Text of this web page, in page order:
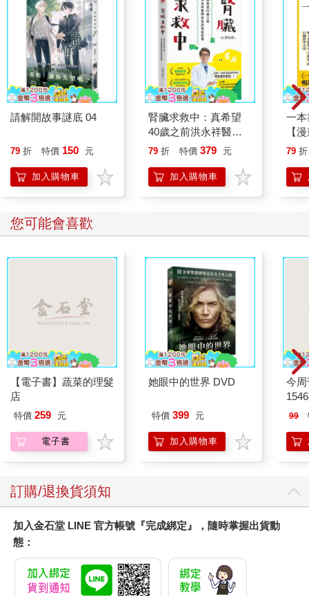
請解開故事謎底 04
79 折 特價 150 元
加入購物車
腎臟求救中：真希望
40歲之前洪永祥醫師
就告訴我這些事
79 折 特價 379 元
加入購物車
一
【
行
「
學方
79 折
您可能會喜歡
【電子書】蔬菜的理髮
店
特價 259 元
電子書
她眼中的世界 DVD
特價 399 元
加入購物車
今周
99
訂購/退換貨須知
加入金石堂 LINE 官方帳號『完成綁定』，隨時掌握出貨動
態：